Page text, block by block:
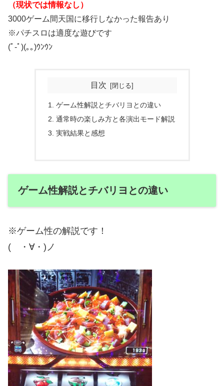
（現状では情報なし）
3000ゲーム間天国に移行しなかった報告あり
※パチスロは適度な遊びです
(ﾟ-ﾟ)(｡｡)ｳﾝｳﾝ
目次
ゲーム性解説とチバリヨとの違い
通常時の楽しみ方と各演出モード解説
実戦結果と感想
ゲーム性解説とチバリヨとの違い
※ゲーム性の解説です！
( ・∀・)ノ